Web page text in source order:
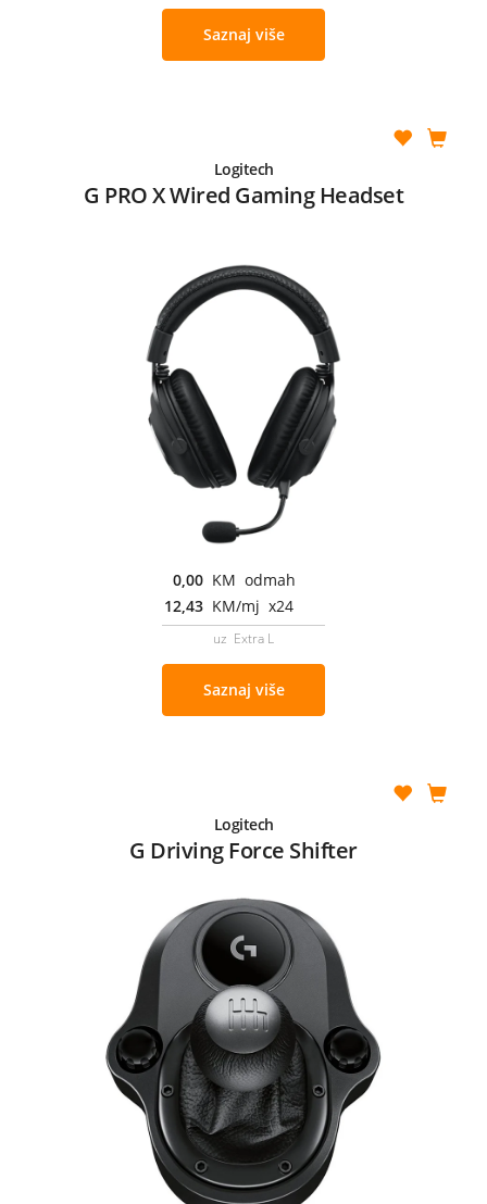
Saznaj više
Logitech
G PRO X Wired Gaming Headset
0,00 KM odmah
12,43 KM/mj x24
uz Extra L
Saznaj više
Logitech
G Driving Force Shifter